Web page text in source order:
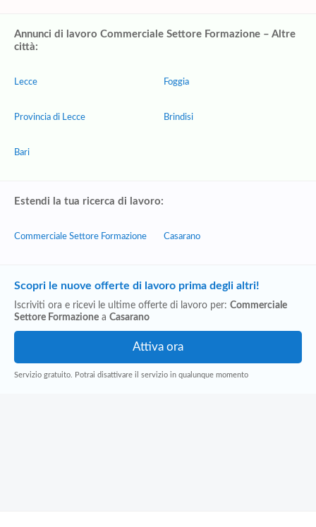
Annunci di lavoro Commerciale Settore Formazione – Altre
città:
Lecce
Provincia di Lecce
Bari
Foggia
Brindisi
Estendi la tua ricerca di lavoro:
Commerciale Settore Formazione Casarano
Scopri le nuove offerte di lavoro prima degli altri!
Iscriviti ora e ricevi le ultime offerte di lavoro per: Commerciale
Settore Formazione a Casarano
Servizio gratuito. Potrai disattivare il servizio in qualunque momento